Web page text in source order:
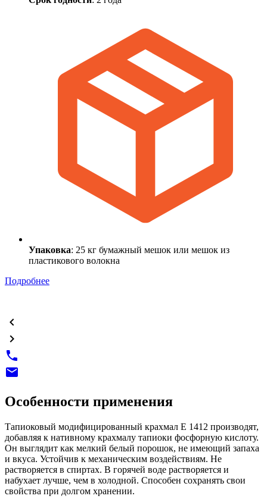
Упаковка: 25 кг бумажный мешок или мешок из
пластикового волокна
Подробнее
chevron_left
chevron_right
phone
email
Особенности применения
Тапиоковый модифицированный крахмал Е 1412 производят,
добавляя к нативному крахмалу тапиоки фосфорную кислоту.
Он выглядит как мелкий белый порошок, не имеющий запаха
и вкуса. Устойчив к механическим воздействиям. Не
растворяется в спиртах. В горячей воде растворяется и
набухает лучше, чем в холодной. Способен сохранять свои
свойства при долгом хранении.